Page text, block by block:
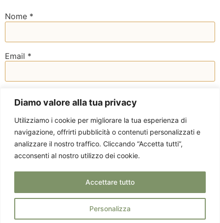
Diamo valore alla tua privacy
Utilizziamo i cookie per migliorare la tua esperienza di
navigazione, offrirti pubblicità o contenuti personalizzati e
analizzare il nostro traffico. Cliccando “Accetta tutti”,
acconsenti al nostro utilizzo dei cookie.
Personalizza
Accettare tutto
Nome *
Email *